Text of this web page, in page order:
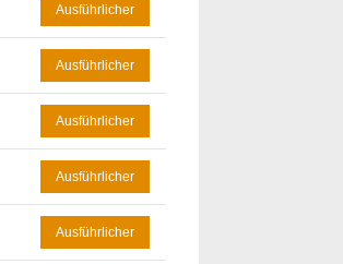
Ausführlicher
Ausführlicher
Ausführlicher
Ausführlicher
Ausführlicher